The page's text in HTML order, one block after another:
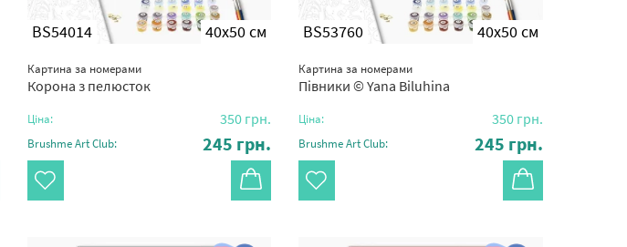
BS54014 40x50 см
Картина за номерами
Корона з пелюсток
Ціна: 350 грн.
Brushme Art Club: 245 грн.
BS53760 40x50 см
Картина за номерами
Півники © Yana Biluhina
Ціна: 350грн.
Brushme Art Club: 245 грн.